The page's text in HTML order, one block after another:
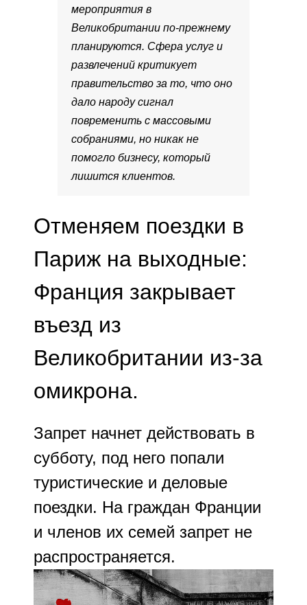
мероприятия в
Великобритании по-прежнему
планируются. Сфера услуг и
развлечений критикует
правительство за то, что оно
дало народу сигнал
повременить с массовыми
собраниями, но никак не
помогло бизнесу, который
лишится клиентов.
Отменяем поездки в
Париж на выходные:
Франция закрывает
въезд из
Великобритании из-за
омикрона.
Запрет начнет действовать в
субботу, под него попали
туристические и деловые
поездки. На граждан Франции
и членов их семей запрет не
распространяется.